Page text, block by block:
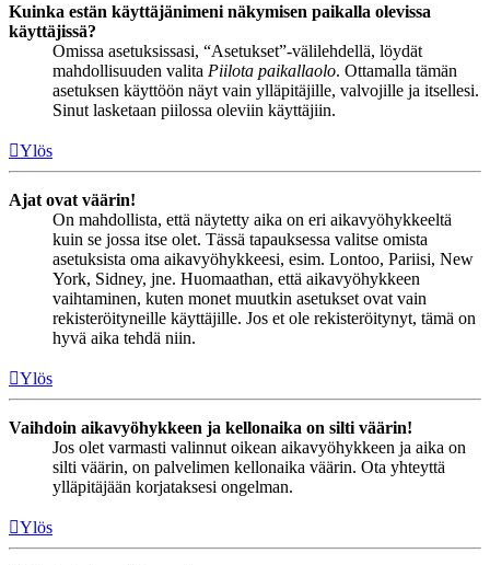
Kuinka estän käyttäjänimeni näkymisen paikalla olevissa
käyttäjissä?
Omissa asetuksissasi, “Asetukset”-välilehdellä, löydät
mahdollisuuden valita Piilota paikallaolo. Ottamalla tämän
asetuksen käyttöön näyt vain ylläpitäjille, valvojille ja itsellesi.
Sinut lasketaan piilossa oleviin käyttäjiin.
Ylös
Ajat ovat väärin!
On mahdollista, että näytetty aika on eri aikavyöhykkeeltä
kuin se jossa itse olet. Tässä tapauksessa valitse omista
asetuksista oma aikavyöhykkeesi, esim. Lontoo, Pariisi, New
York, Sidney, jne. Huomaathan, että aikavyöhykkeen
vaihtaminen, kuten monet muutkin asetukset ovat vain
rekisteröityneille käyttäjille. Jos et ole rekisteröitynyt, tämä on
hyvä aika tehdä niin.
Ylös
Vaihdoin aikavyöhykkeen ja kellonaika on silti väärin!
Jos olet varmasti valinnut oikean aikavyöhykkeen ja aika on
silti väärin, on palvelimen kellonaika väärin. Ota yhteyttä
ylläpitäjään korjataksesi ongelman.
Ylös